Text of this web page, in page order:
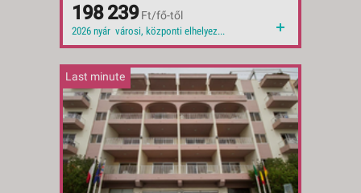
2026 nyár városi, központi elhelyezkedés sziklás tengerpart 2026 2026 ősz
Ellátás:
önellátás
Típus:
Tengerparti üdülés
Besorolás:
3*
Szállás:
Hotel
Utazás:
menetrendszerinti járattal
198 239Ft/fő-től
Last minute